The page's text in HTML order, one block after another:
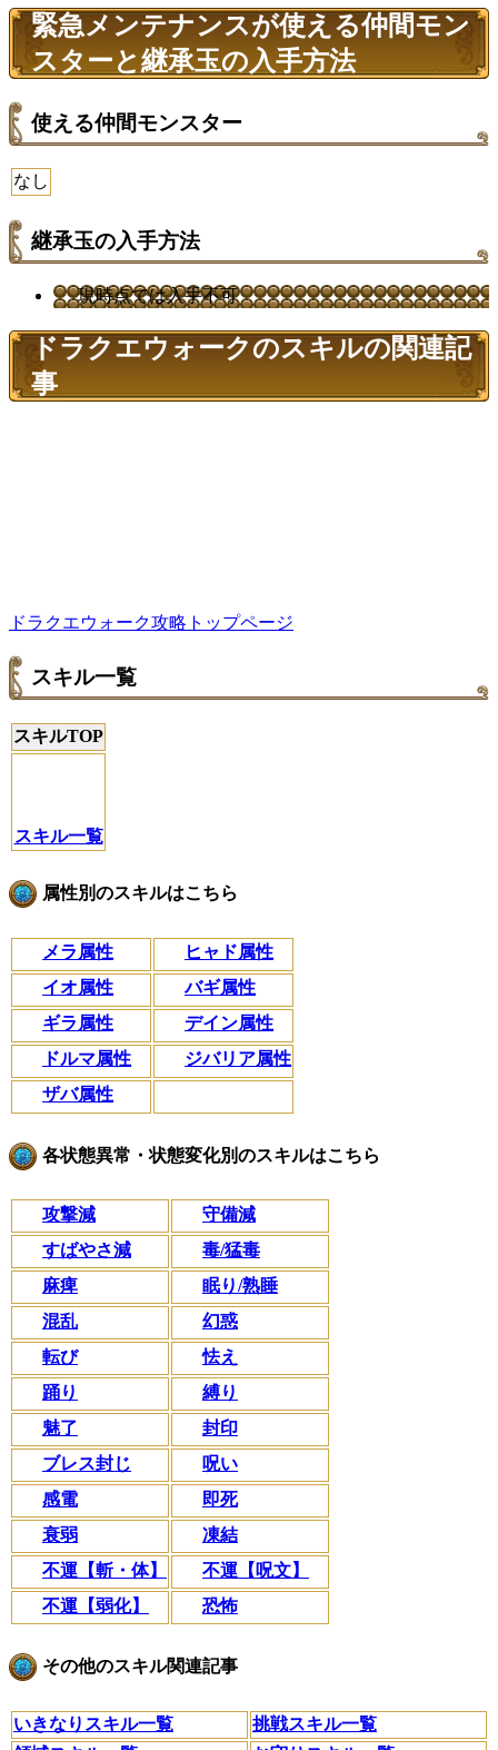
緊急メンテナンスが使える仲間モン
スターと継承玉の入手方法
使える仲間モンスター
なし
継承玉の入手方法
現時点では入手不可
ドラクエウォークのスキルの関連記
事
ドラクエウォーク攻略トップページ
スキル一覧
スキルTOP
スキル一覧
属性別のスキルはこちら
メラ属性
ヒャド属性
イオ属性
バギ属性
ギラ属性
デイン属性
ドルマ属性
ジバリア属性
ザバ属性
各状態異常・状態変化別のスキルはこちら
攻撃減
守備減
すばやさ減
毒/猛毒
麻痺
眠り/熟睡
混乱
幻惑
転び
怯え
踊り
縛り
魅了
封印
ブレス封じ
呪い
感電
即死
衰弱
凍結
不運【斬・体】
不運【呪文】
不運【弱化】
恐怖
その他のスキル関連記事
いきなりスキル一覧
挑戦スキル一覧